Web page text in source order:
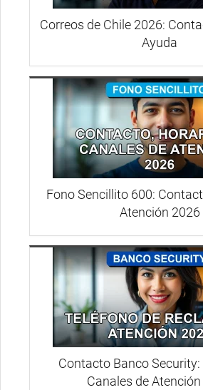
Correos de Chile 2026:
Ayuda
Fono Sencillito 600:
Atención 2026
Contacto Banco
Canales de